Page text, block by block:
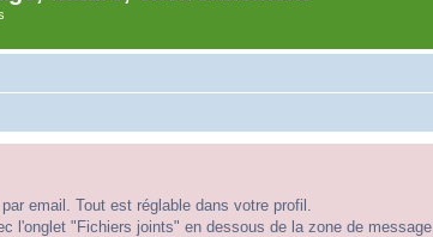
email. Tout est réglable dans votre profil.
l'onglet "Fichiers joints" en dessous de la zone de message.